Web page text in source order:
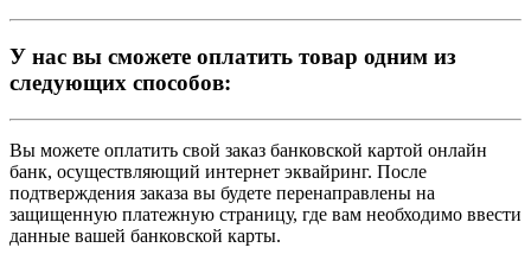
У нас вы сможете оплатить товар одним из
следующих способов:
Вы можете оплатить свой заказ банковской картой онлайн
банк, осуществляющий интернет эквайринг. После
подтверждения заказа вы будете перенаправлены на
защищенную платежную страницу, где вам необходимо ввести
данные вашей банковской карты.